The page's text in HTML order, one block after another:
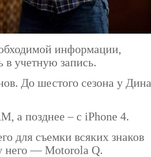
информации,
учетную запись.
До шестого сезона у Дина
а позднее – с iPhone 4.
для съемки всяких знаков
него — Motorola Q.